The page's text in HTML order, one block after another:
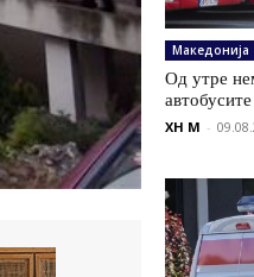
Македонија
Од утре
XH M -